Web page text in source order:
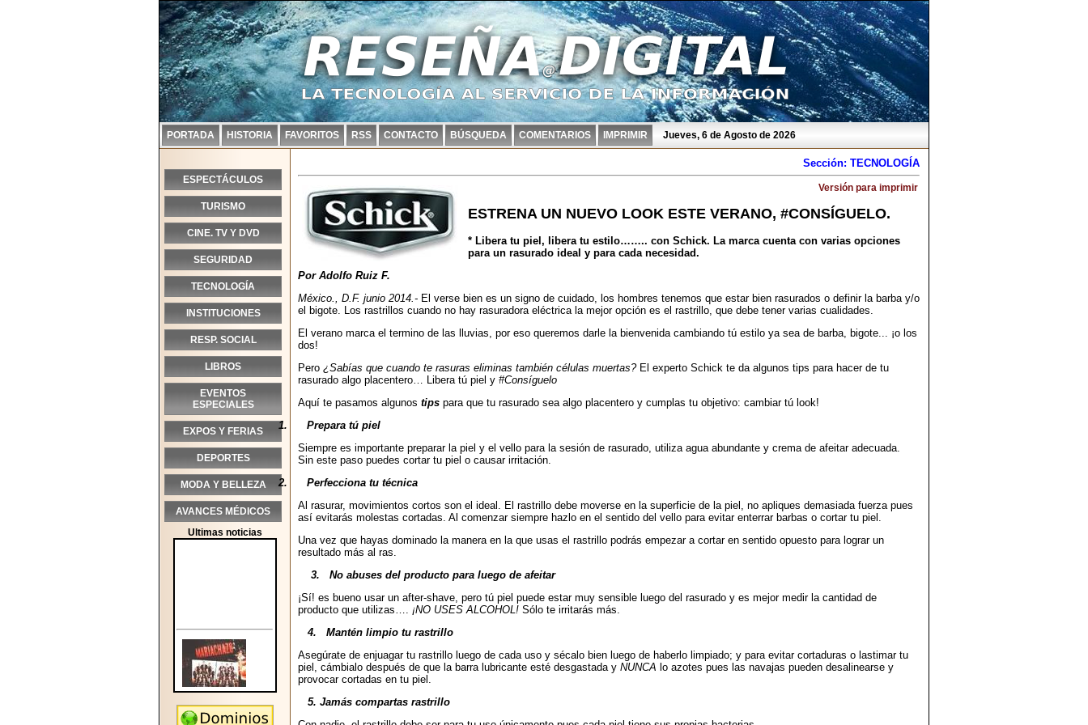
PORTADA HISTORIA FAVORITOS RSS CONTACTO BÚSQUEDA COMENTARIOS IMPRIMIR Jueves, 6 de Agosto de 2026
ESPECTÁCULOS
TURISMO
CINE. TV Y DVD
SEGURIDAD
TECNOLOGÍA
INSTITUCIONES
RESP. SOCIAL
LIBROS
EVENTOS
ESPECIALES
EXPOS Y FERIAS
DEPORTES
MODA Y BELLEZA
AVANCES MÉDICOS
Ultimas noticias
Sección: TECNOLOGÍA
Versión para imprimir
ESTRENA UN NUEVO LOOK ESTE VERANO, #CONSÍGUELO.
* Libera tu piel, libera tu estilo…….. con Schick. La marca cuenta con varias opciones
para un rasurado ideal y para cada necesidad.
Por Adolfo Ruiz F.
México., D.F. junio 2014.- El verse bien es un signo de cuidado, los hombres tenemos que estar bien rasurados o definir la barba y/o
el bigote. Los rastrillos cuando no hay rasuradora eléctrica la mejor opción es el rastrillo, que debe tener varias cualidades.
El verano marca el termino de las lluvias, por eso queremos darle la bienvenida cambiando tú estilo ya sea de barba, bigote... ¡o los
dos!
Pero ¿Sabías que cuando te rasuras eliminas también células muertas?El experto Schick te da algunos tips para hacer de tu
rasurado algo placentero… Libera tú piel y #Consíguelo
Aquí te pasamos algunos tips para que tu rasurado sea algo placentero y cumplas tu objetivo: cambiar tú look!
1.
Prepara tú piel
Siempre es importante preparar la piel y el vello para la sesión de rasurado, utiliza agua abundante y crema de afeitar adecuada.
Sin este paso puedes cortar tu piel o causar irritación.
2.
Perfecciona tu técnica
Al rasurar, movimientos cortos son el ideal. El rastrillo debe moverse en la superficie de la piel, no apliques demasiada fuerza pues
así evitarás molestas cortadas. Al comenzar siempre hazlo en el sentido del vello para evitar enterrar barbas o cortar tu piel.
Una vez que hayas dominado la manera en la que usas el rastrillo podrás empezar a cortar en sentido opuesto para lograr un
resultado más al ras.
3.
No abuses del producto para luego de afeitar
¡Sí! es bueno usar un after-shave, pero tú piel puede estar muy sensible luego del rasurado y es mejor medir la cantidad de
producto que utilizas…. ¡NO USES ALCOHOL! Sólo te irritarás más.
4.
Mantén limpio tu rastrillo
Asegúrate de enjuagar tu rastrillo luego de cada uso y sécalo bien luego de haberlo limpiado; y para evitar cortaduras o lastimar tu
piel, cámbialo después de que la barra lubricante esté desgastada y NUNCA lo azotes pues las navajas pueden desalinearse y
provocar cortadas en tu piel.
5. Jamás compartas rastrillo